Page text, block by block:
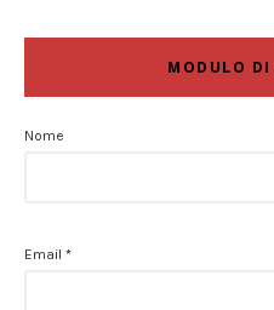
MODULO
Nome
Email *